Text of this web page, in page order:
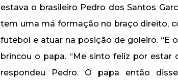
estava o brasileiro Pedro dos Santos
tem uma má formação no braço direito,
futebol e atuar na posição de goleiro. “E
brincou o papa. “Me sinto feliz por
respondeu Pedro. O papa então